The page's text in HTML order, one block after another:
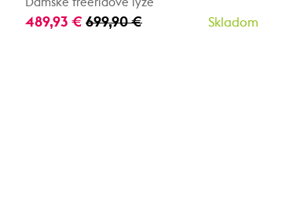
Dámske freeridové lyže
489,93 € 699,90 € Skladom